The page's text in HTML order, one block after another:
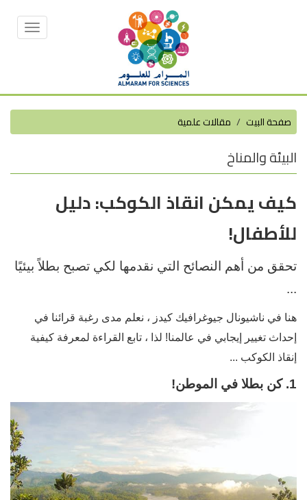
Toggle
صفحة البيت مقالات علمية
البيئة والمناخ
كيف يمكن انقاذ الكوكب: دليل
للأطفال!
تحقق من أهم النصائح التي نقدمها لكي تصبح بطلاً بيئيًا
...
هنا في ناشيونال جيوغرافيك كيدز ، نعلم مدى رغبة قرائنا في
إحداث تغيير إيجابي في عالمنا! لذا ، تابع القراءة لمعرفة كيفية
إنقاذ الكوكب ...
1. كن بطلا في الموطن!